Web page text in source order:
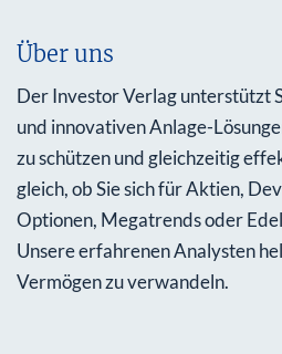
Über uns
Der Investor Verlag unterstützt
und innovativen Anlage-
zu schützen und gleichzeitig
gleich, ob Sie sich für Aktien,
Optionen, Megatrends oder
Unsere erfahrenen Analysten
Vermögen zu verwandeln.